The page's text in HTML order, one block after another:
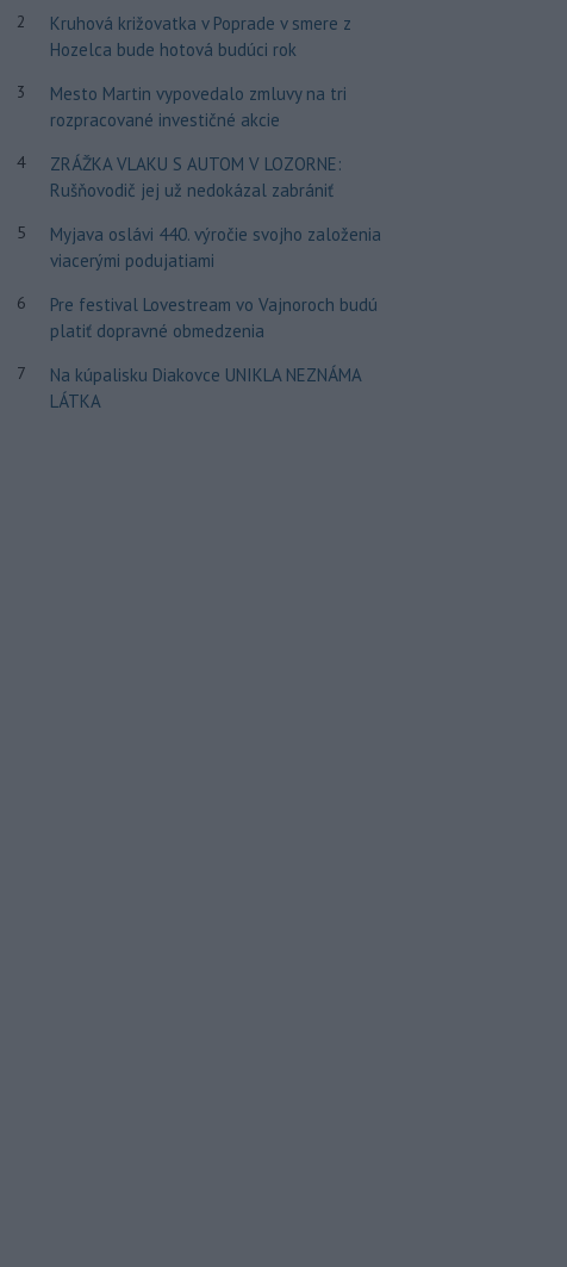
2
Kruhová križovatka v Poprade v smere z
Hozelca bude hotová budúci rok
3
Mesto Martin vypovedalo zmluvy na tri
rozpracované investičné akcie
4
ZRÁŽKA VLAKU S AUTOM V LOZORNE:
Rušňovodič jej už nedokázal zabrániť
5
Myjava oslávi 440. výročie svojho založenia
viacerými podujatiami
6
Pre festival Lovestream vo Vajnoroch budú
platiť dopravné obmedzenia
7
Na kúpalisku Diakovce UNIKLA NEZNÁMA
LÁTKA